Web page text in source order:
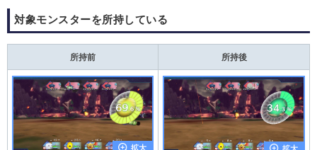
対象モンスターを所持している
所持前 所持後